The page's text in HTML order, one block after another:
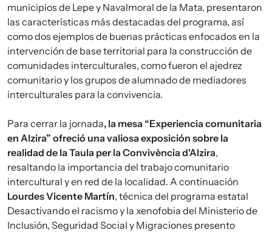
municipios de Lepe y Navalmoral de la Mata, presentaron
las características más destacadas del programa, así
como dos ejemplos de buenas prácticas enfocados en la
intervención de base territorial para la construcción de
comunidades interculturales, como fueron el ajedrez
comunitario y los grupos de alumnado de mediadores
interculturales para la convivencia.
Para cerrar la jornada, la mesa “Experiencia comunitaria
en Alzira” ofreció una valiosa exposición sobre la
realidad de la Taula per la Convivència d'Alzira,
resaltando la importancia del trabajo comunitario
intercultural y en red de la localidad. A continuación
Lourdes Vicente Martín, técnica del programa estatal
Desactivando el racismo y la xenofobia del Ministerio de
Inclusión, Seguridad Social y Migraciones presento